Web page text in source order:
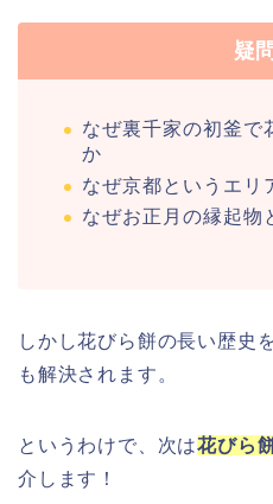
疑
なぜ裏千家の初釜で
か
なぜ京都というエリ
なぜお正月の縁起物
しかし花びら餅の長い歴史
も解決されます。
というわけで、次は花びら
介します！